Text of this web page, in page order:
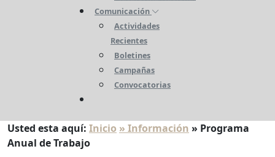
Comunicación
Actividades
Recientes
Boletines
Campañas
Convocatorias
Usted esta aquí: Inicio » Información » Programa
Anual de Trabajo